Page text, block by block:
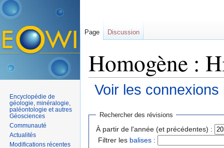
Homogène :
Voir les
Rechercher des révisions
À partir de l'année (et précédentes) :
Filtrer les balises :
Page Discussion
Encyclopédie de
géologie, minéralogie,
paléontologie et autres
Géosciences
Communauté
Actualités
Modifications récentes